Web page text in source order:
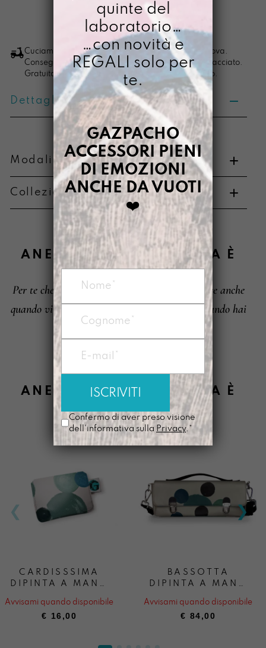
dipinto
a
mano
Anemica
appassionata
quantità
LO VOGLIO
Cuciamo ogni ordine nel nostro laboratorio di Padova.
Consegna in 4/5 giorni lavorativi, pacco sempre tracciato.
Gratuita per ordini di importo superiore ai 100 euro.
Dettagli prodotto
Modalità di pagamento e resi
Metodi di pagamento
Informazioni su cambi e resi
Collezione di appartenenza
ANEMICA APPASSIONATA È
Per te che ti sei inventata un modo per respirare anche
quando vivevi in un ascensore affollato. Di quando hai
detto: sai che c’è? Io vado.
ANEMICA APPASSIONATA È
ANCHE:
CARDISSSIMA
DIPINTA A MANO
APPASSIONATA
Avvisami quando disponibile
€ 16,00
BASSOTTA
DIPINTA A MANO
APPASSIONATA
Avvisami quando disponibile
€ 84,00
quinte del
laboratorio…
…con novità e
REGALI solo per
te.
GAZPACHO
ACCESSORI PIENI
DI EMOZIONI
ANCHE DA VUOTI
❤️
Confermo di aver preso visione
dell'informativa sulla Privacy.*